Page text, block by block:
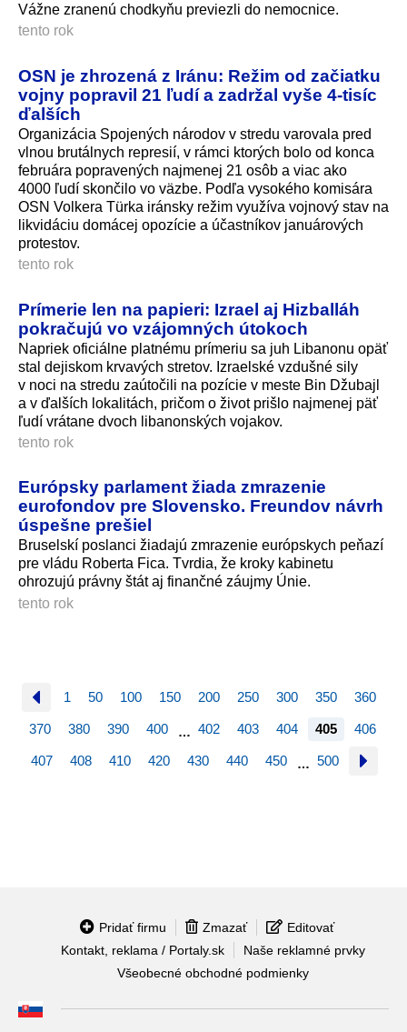
Vážne zranenú chodkyňu previezli do nemocnice.
tento rok
OSN je zhrozená z Iránu: Režim od začiatku
vojny popravil 21 ľudí a zadržal vyše 4-tisíc
ďalších
Organizácia Spojených národov v stredu varovala pred
vlnou brutálnych represií, v rámci ktorých bolo od konca
februára popravených najmenej 21 osôb a viac ako
4000 ľudí skončilo vo väzbe. Podľa vysokého komisára
OSN Volkera Türka iránsky režim využíva vojnový stav na
likvidáciu domácej opozície a účastníkov januárových
protestov.
tento rok
Prímerie len na papieri: Izrael aj Hizballáh
pokračujú vo vzájomných útokoch
Napriek oficiálne platnému prímeriu sa juh Libanonu opäť
stal dejiskom krvavých stretov. Izraelské vzdušné sily
v noci na stredu zaútočili na pozície v meste Bin Džubajl
a v ďalších lokalitách, pričom o život prišlo najmenej päť
ľudí vrátane dvoch libanonských vojakov.
tento rok
Európsky parlament žiada zmrazenie
eurofondov pre Slovensko. Freundov návrh
úspešne prešiel
Bruselskí poslanci žiadajú zmrazenie európskych peňazí
pre vládu Roberta Fica. Tvrdia, že kroky kabinetu
ohrozujú právny štát aj finančné záujmy Únie.
tento rok
1 50 100 150 200 250 300 350 360
370 380 390 400 … 402 403 404 405 406
407 408 410 420 430 440 450 … 500
Pridať firmu Zmazať
Editovať
Kontakt, reklama / Portaly.sk
Naše reklamné prvky
Všeobecné obchodné podmienky